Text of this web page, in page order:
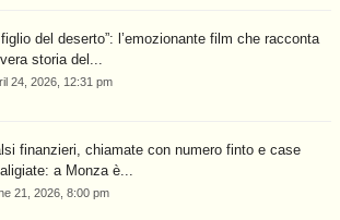
figlio del deserto”: l’emozionante film che racconta
vera storia del...
24, 2026, 12:31 pm
finanzieri, chiamate con numero finto e case
a Monza è...
21, 2026, 8:00 pm